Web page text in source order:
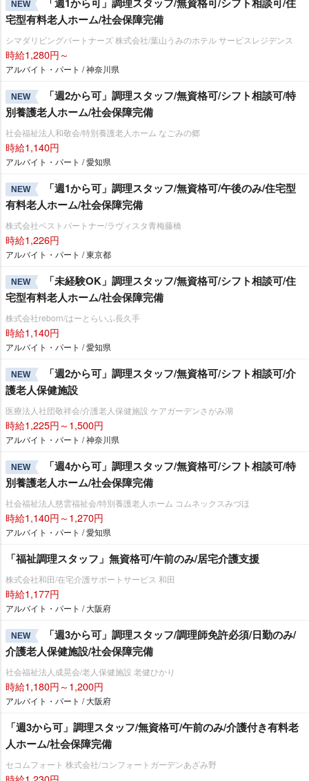
NEW
宅型有料老人ホーム/社会保障完備
シマダリビングパートナーズ 株式会社/葉山うみのホテル サービスレジデンス
時給1,280円～
アルバイト・パート / 神奈川県
NEW
「週2から可」調理スタッフ/無資格可/シフト相談可/特
別養護老人ホーム/社会保障完備
社会福祉法人和敬会/特別養護老人ホーム なごみの郷
時給1,140円
アルバイト・パート / 愛知県
NEW
「週1から可」調理スタッフ/無資格可/午後のみ/住宅型
有料老人ホーム/社会保障完備
株式会社ベストパートナー/ラヴィスタ青梅藤橋
時給1,226円
アルバイト・パート / 東京都
NEW
「未経験OK」調理スタッフ/無資格可/シフト相談可/住
宅型有料老人ホーム/社会保障完備
株式会社reborn/はーとらいふ長久手
時給1,140円
アルバイト・パート / 愛知県
NEW
「週2から可」調理スタッフ/無資格可/シフト相談可/介
護老人保健施設
医療法人社団敬祥会/介護老人保健施設 ケアガーデンさがみ湖
時給1,225円～1,500円
アルバイト・パート / 神奈川県
NEW
「週4から可」調理スタッフ/無資格可/シフト相談可/特
別養護老人ホーム/社会保障完備
社会福祉法人慈雲福祉会/特別養護老人ホーム コムネックスみづほ
時給1,140円～1,270円
アルバイト・パート / 愛知県
「福祉調理スタッフ」無資格可/午前のみ/居宅介護支援
株式会社和田/在宅介護サポートサービス 和田
時給1,177円
アルバイト・パート / 大阪府
NEW
「週3から可」調理スタッフ/調理師免許必須/日勤のみ/
介護老人保健施設/社会保障完備
社会福祉法人成晃会/老人保健施設 老健ひかり
時給1,180円～1,200円
アルバイト・パート / 大阪府
「週3から可」調理スタッフ/無資格可/午前のみ/介護付き有料老
人ホーム/社会保障完備
セコムフォート 株式会社/コンフォートガーデンあざみ野